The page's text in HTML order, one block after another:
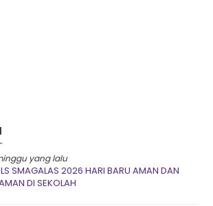
yang lalu
SMAGALAS 2026 HARI BARU AMAN DAN
DI SEKOLAH